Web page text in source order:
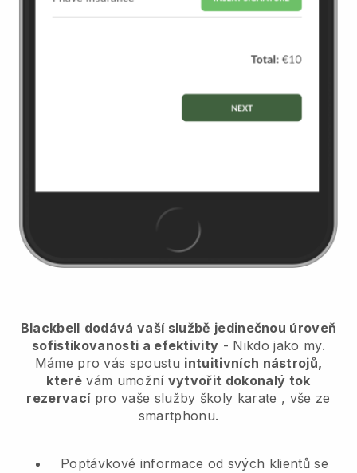
Blackbell dodává vaší službě jedinečnou úroveň
sofistikovanosti a efektivity - Nikdo jako my.
Máme pro vás spoustu intuitivních nástrojů,
které vám umožní vytvořit dokonalý tok
rezervací pro vaše služby školy karate , vše ze
smartphonu.
Poptávkové informace od svých klientů se